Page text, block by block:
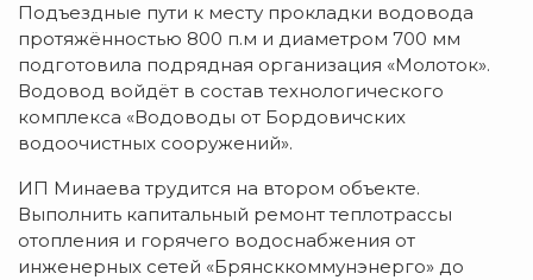
Подъездные пути к месту прокладки водовода
протяжённостью 800 п.м и диаметром 700 мм
подготовила подрядная организация «Молоток».
Водовод войдёт в состав технологического
комплекса «Водоводы от Бордовичских
водоочистных сооружений».
ИП Минаева трудится на втором объекте.
Выполнить капитальный ремонт теплотрассы
отопления и горячего водоснабжения от
инженерных сетей «Брянсккоммунэнерго» до